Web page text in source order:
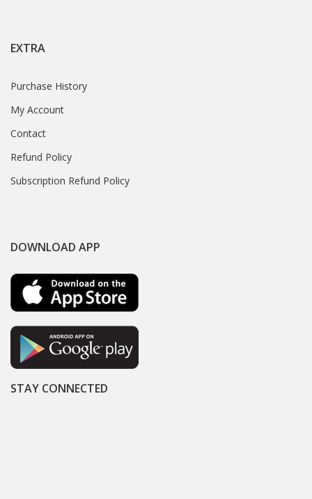
EXTRA
Purchase History
My Account
Contact
Refund Policy
Subscription Refund Policy
DOWNLOAD APP
STAY CONNECTED